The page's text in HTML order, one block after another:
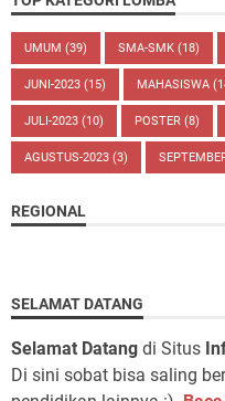
UMUM (39) SMA-SMK (18)
JUNI-2023 (15) MAHASISWA
JULI-2023 (10) POSTER (8)
AGUSTUS-2023 (3)
REGIONAL
SELAMAT DATANG
Selamat Datang di Situs
Di sini sobat bisa saling